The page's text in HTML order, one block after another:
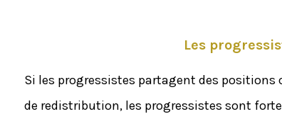
Les
Si les progressistes partagent des positions
de redistribution, les progressistes sont